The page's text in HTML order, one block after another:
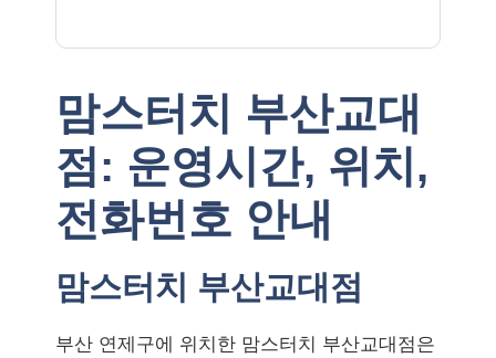
맘스터치 부산교대
점: 운영시간, 위치,
전화번호 안내
맘스터치 부산교대점
부산 연제구에 위치한 맘스터치 부산교대점은